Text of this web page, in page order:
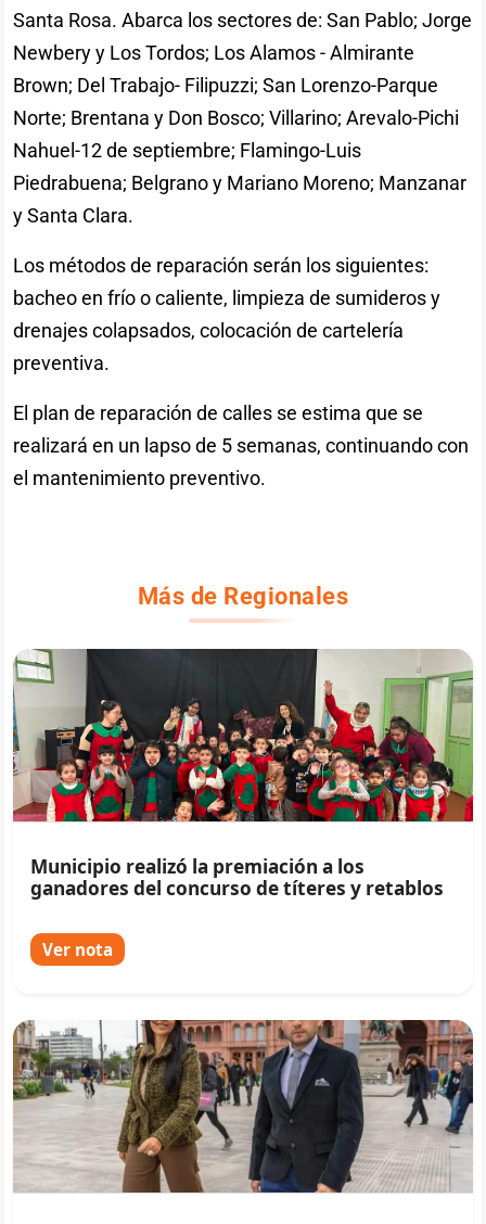
Santa Rosa. Abarca los sectores de: San Pablo; Jorge
Newbery y Los Tordos; Los Alamos - Almirante
Brown; Del Trabajo- Filipuzzi; San Lorenzo-Parque
Norte; Brentana y Don Bosco; Villarino; Arevalo-Pichi
Nahuel-12 de septiembre; Flamingo-Luis
Piedrabuena; Belgrano y Mariano Moreno; Manzanar
y Santa Clara.
Los métodos de reparación serán los siguientes:
bacheo en frío o caliente, limpieza de sumideros y
drenajes colapsados, colocación de cartelería
preventiva.
El plan de reparación de calles se estima que se
realizará en un lapso de 5 semanas, continuando con
el mantenimiento preventivo.
Más de Regionales
Municipio realizó la premiación a los
ganadores del concurso de títeres y retablos
Ver nota